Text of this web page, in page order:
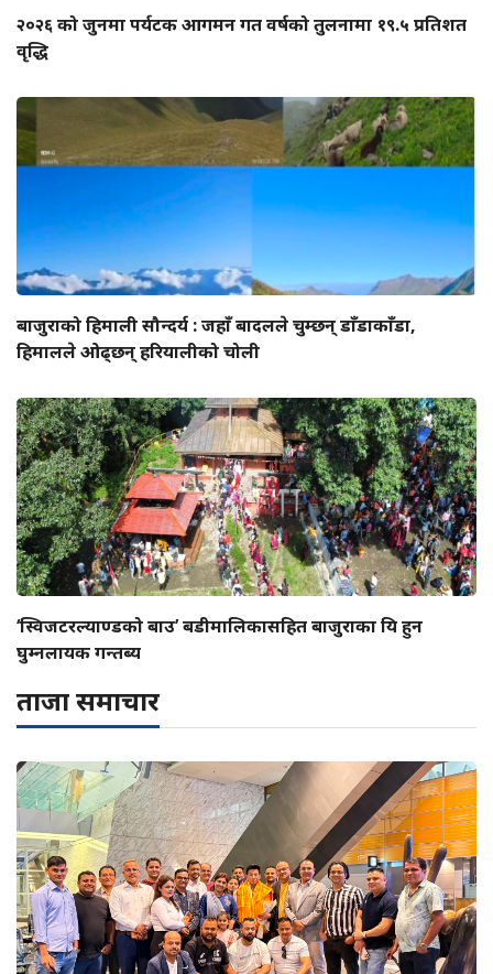
२०२६ को जुनमा पर्यटक आगमन गत वर्षको तुलनामा १९.५ प्रतिशत
वृद्धि
बाजुराको हिमाली सौन्दर्य : जहाँ बादलले चुम्छन् डाँडाकाँडा,
हिमालले ओढ्छन् हरियालीको चोली
‘स्विजटरल्याण्डको बाउ’ बडीमालिकासहित बाजुराका यि हुन
घुम्नलायक गन्तब्य
ताजा समाचार